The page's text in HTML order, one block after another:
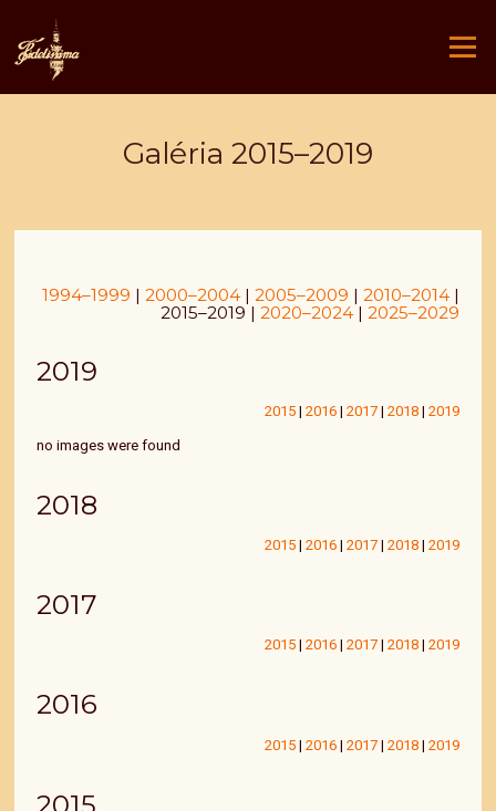
tartalomra
Menü
Galéria 2015–2019
1994–1999 | 2000–2004| 2005–2009 | 2010–2014|
2015–2019 | 2020–2024| 2025–2029
2019
2015| 2016| 2017| 2018| 2019
no images were found
2018
2015| 2016| 2017| 2018| 2019
2017
2015| 2016| 2017| 2018| 2019
2016
2015| 2016| 2017| 2018| 2019
2015